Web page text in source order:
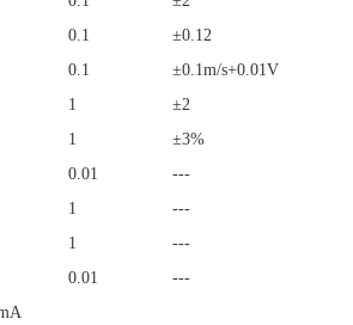
0.1 ±0.12
0.1 ±0.1m/s+0.01V
1 ±2
1 ±3%
0.01 ---
1 ---
1 ---
0.01 ---